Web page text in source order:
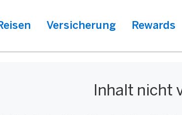
Versicherung Rewards
Inhalt nicht